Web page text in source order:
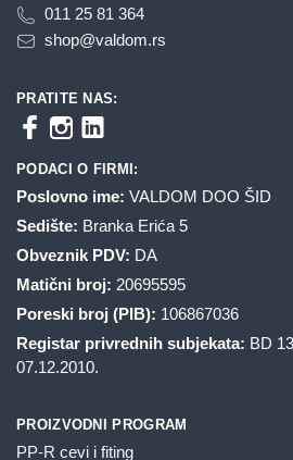
011 25 81 364
shop@valdom.rs
PRATITE NAS:
PODACI O FIRMI:
Poslovno ime: VALDOM DOO ŠID
Sedište: Branka Erića 5
Obveznik PDV: DA
Matični broj: 20695595
Poreski broj (PIB): 106867036
Registar privrednih subjekata: BD
07.12.2010.
PROIZVODNI PROGRAM
PP-R cevi i fiting